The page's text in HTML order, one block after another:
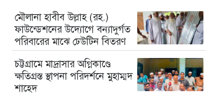
মৌলানা হাবীব উল্লাহ (রহ.)
ফাউন্ডেশনের উদ্যোগে বন্যাদুর্গত
পরিবারের মাঝে ঢেউটিন বিতরণ
চট্টগ্রামে মাদ্রাসার অগ্নিকাণ্ডে
ক্ষতিগ্রস্ত স্থাপনা পরিদর্শনে মুহাম্মদ
শাহেদ